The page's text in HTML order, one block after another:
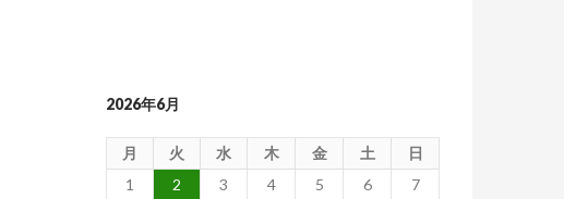
2026年6月
月 火 水 木 金 土
日
1
2 3 4 5 6
7